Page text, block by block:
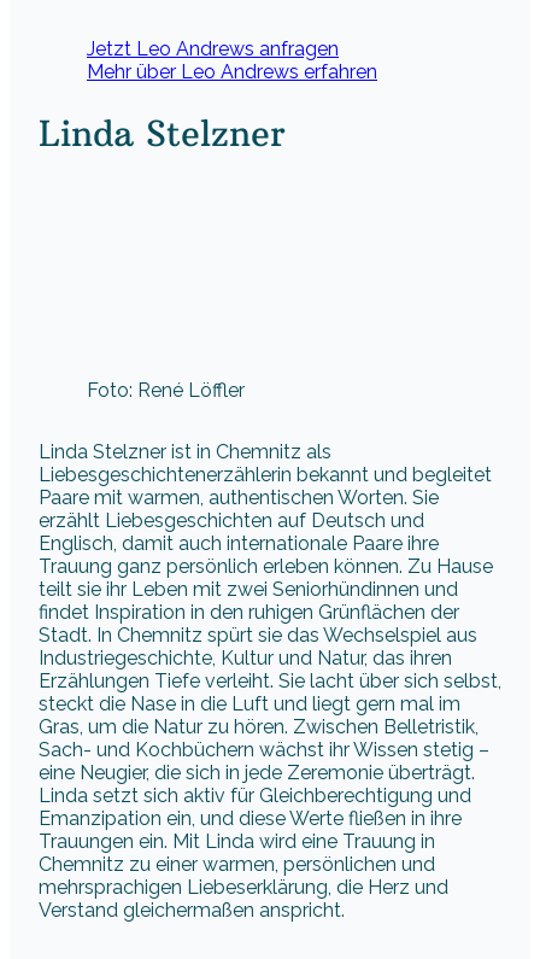
Jetzt Leo Andrews anfragen
Mehr über Leo Andrews erfahren
Linda Stelzner
Foto: René Löffler
Linda Stelzner ist in Chemnitz als
Liebesgeschichtenerzählerin bekannt und begleitet
Paare mit warmen, authentischen Worten. Sie
erzählt Liebesgeschichten auf Deutsch und
Englisch, damit auch internationale Paare ihre
Trauung ganz persönlich erleben können. Zu Hause
teilt sie ihr Leben mit zwei Seniorhündinnen und
findet Inspiration in den ruhigen Grünflächen der
Stadt. In Chemnitz spürt sie das Wechselspiel aus
Industriegeschichte, Kultur und Natur, das ihren
Erzählungen Tiefe verleiht. Sie lacht über sich selbst,
steckt die Nase in die Luft und liegt gern mal im
Gras, um die Natur zu hören. Zwischen Belletristik,
Sach- und Kochbüchern wächst ihr Wissen stetig –
eine Neugier, die sich in jede Zeremonie überträgt.
Linda setzt sich aktiv für Gleichberechtigung und
Emanzipation ein, und diese Werte fließen in ihre
Trauungen ein. Mit Linda wird eine Trauung in
Chemnitz zu einer warmen, persönlichen und
mehrsprachigen Liebeserklärung, die Herz und
Verstand gleichermaßen anspricht.